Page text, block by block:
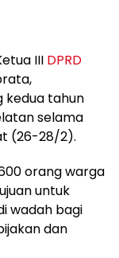
III DPRD
kedua tahun
selama
(26-28/2).
orang warga
untuk
wadah bagi
dan